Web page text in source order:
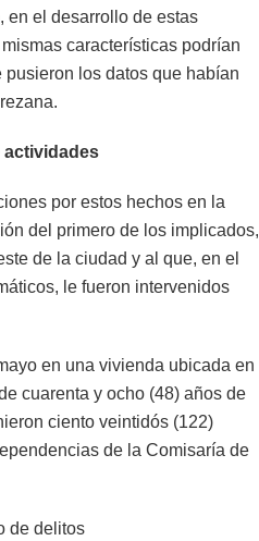
en el desarrollo de estas
características podrían
los datos que habían
actividades
por estos hechos en la
del primero de los implicados,
de la ciudad y al que, en el
le fueron intervenidos
en una vivienda ubicada en
cuarenta y ocho (48) años de
ciento veintidós (122)
de la Comisaría de
de delitos